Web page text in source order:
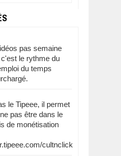
pas semaine
le rythme du
du temps
le Tipeee, il permet
pas être dans le
de monétisation
cultnclick